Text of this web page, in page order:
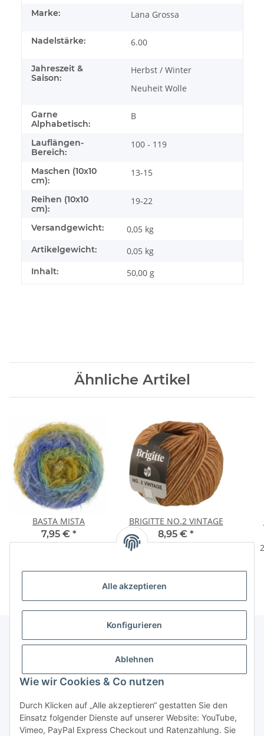
Alle akzeptieren
Konfigurieren
Ablehnen
Wie wir Cookies & Co nutzen
Durch Klicken auf „Alle akzeptieren“ gestatten Sie den
Einsatz folgender Dienste auf unserer Website: YouTube,
Vimeo, PayPal Express Checkout und Ratenzahlung. Sie
Marke: Lana Grossa
Nadelstärke: 6.00
Jahreszeit &
Saison:
Herbst / Winter
Neuheit Wolle
Garne
Alphabetisch:
B
Lauflängen-
Bereich:
100 - 119
Maschen (10x10
cm):
13-15
Reihen (10x10
cm):
19-22
Versandgewicht: 0,05 kg
Artikelgewicht: 0,05 kg
Inhalt: 50,00 g
Ähnliche Artikel
BASTA MISTA
7,95 € *
BRIGITTE NO.2 VINTAGE
8,95 € *
Gesetzliche Informationen